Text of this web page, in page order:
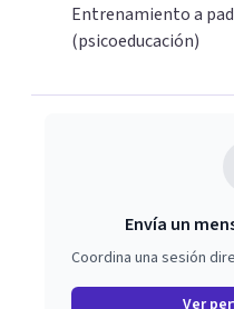
Entrenamiento a
(psicoeducación)
Envía un
Coordina una sesión
Ver